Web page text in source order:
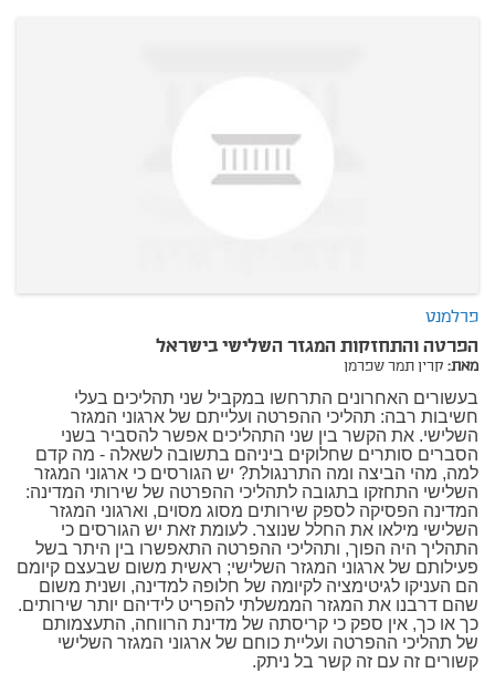
פרלמנט
הפרטה והתחזקות המגזר השלישי בישראל
מאת: קרין תמר שפרמן
בעשורים האחרונים התרחשו במקביל שני תהליכים בעלי
חשיבות רבה: תהליכי ההפרטה ועלייתם של ארגוני המגזר
השלישי. את הקשר בין שני התהליכים אפשר להסביר בשני
הסברים סותרים שחלוקים ביניהם בתשובה לשאלה - מה קדם
למה, מהי הביצה ומה התרנגולת? יש הגורסים כי ארגוני המגזר
השלישי התחזקו בתגובה לתהליכי ההפרטה של שירותי המדינה:
המדינה הפסיקה לספק שירותים מסוג מסוים, וארגוני המגזר
השלישי מילאו את החלל שנוצר. לעומת זאת יש הגורסים כי
התהליך היה הפוך, ותהליכי ההפרטה התאפשרו בין היתר בשל
פעילותם של ארגוני המגזר השלישי; ראשית משום שבעצם קיומם
הם העניקו לגיטימציה לקיומה של חלופה למדינה, ושנית משום
שהם דרבנו את המגזר הממשלתי להפריט לידיהם יותר שירותים.
כך או כך, אין ספק כי קריסתה של מדינת הרווחה, התעצמותם
של תהליכי ההפרטה ועליית כוחם של ארגוני המגזר השלישי
קשורים זה עם זה קשר בל ניתק.